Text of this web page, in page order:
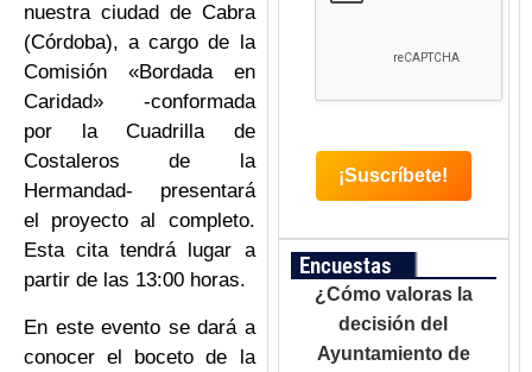
nuestra ciudad de Cabra
(Córdoba), a cargo de la
Comisión «Bordada en
Caridad» -conformada
por la Cuadrilla de
Costaleros de la
Hermandad- presentará
el proyecto al completo.
Esta cita tendrá lugar a
partir de las 13:00 horas.
En este evento se dará a
conocer el boceto de la
Encuestas
¿Cómo valoras la
decisión del
Ayuntamiento de